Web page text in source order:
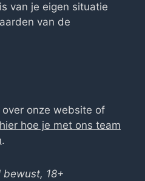
van je eigen situatie
van de
onze website of
hier hoe je met ons team
.
bewust, 18+